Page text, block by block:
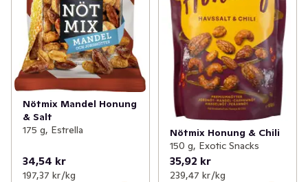
Nötmix Mandel Honung
& Salt
175 g, Estrella
34,54 kr
197,37 kr /kg
Nötmix Honung & Chili
150 g, Exotic Snacks
35,92 kr
239,47 kr /kg